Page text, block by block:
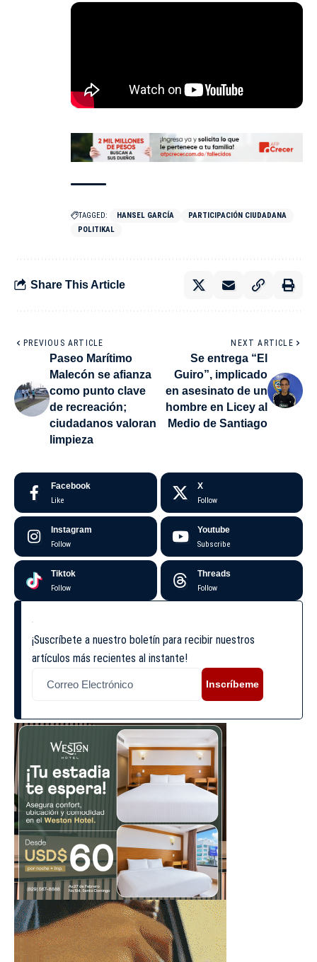
TAGGED: HANSEL GARCÍA
PARTICIPACIÓN CIUDADANA
POLITIKAL
Share This Article
PREVIOUS ARTICLE
Paseo Marítimo
Malecón se afianza
como punto clave
de recreación;
ciudadanos valoran
limpieza
NEXT ARTICLE
Se entrega “El
Guiro”, implicado
en asesinato de un
hombre en Licey al
Medio de Santiago
Facebook
Like
X
Follow
Instagram
Follow
Youtube
Subscribe
Tiktok
Follow
Threads
Follow
¡Suscríbete a nuestro boletín para recibir nuestros
artículos más recientes al instante!
Inscríbeme